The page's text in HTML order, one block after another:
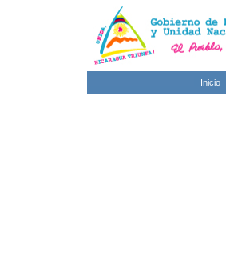
Inicio